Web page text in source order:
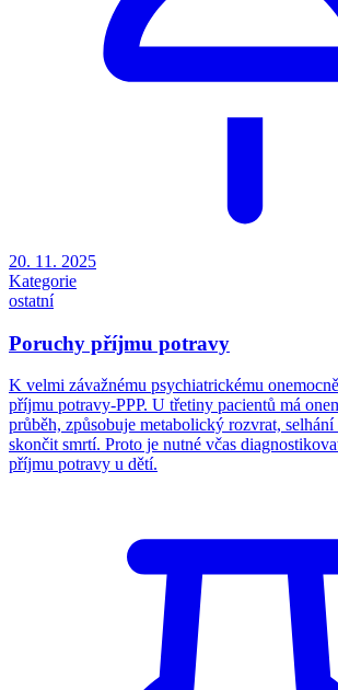
20. 11. 2025
Kategorie
ostatní
Poruchy příjmu potravy
K velmi závažnému psychiatrickému
příjmu potravy-PPP. U třetiny pacientů má
průběh, způsobuje metabolický rozvrat,
skončit smrtí. Proto je nutné včas
příjmu potravy u dětí.